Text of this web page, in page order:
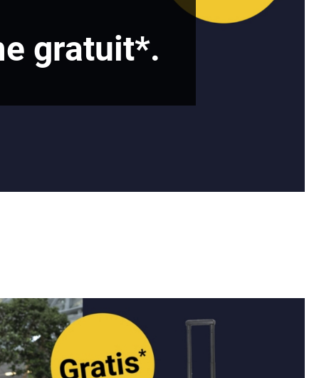
gratuit*.